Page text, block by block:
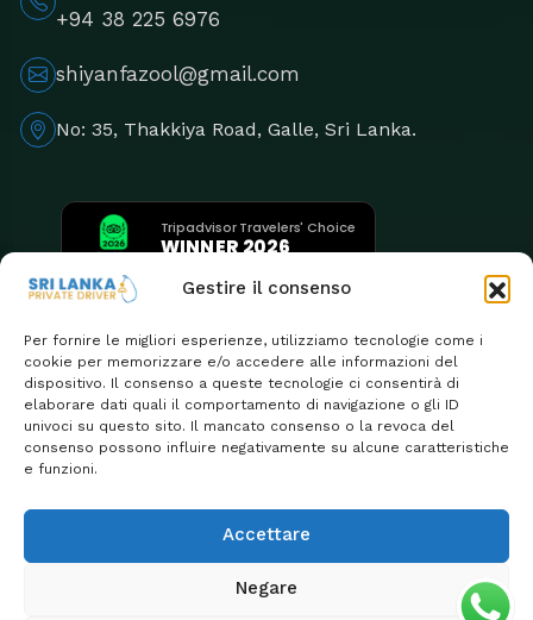
Gestire il consenso
Per fornire le migliori esperienze, utilizziamo tecnologie come i
cookie per memorizzare e/o accedere alle informazioni del
dispositivo. Il consenso a queste tecnologie ci consentirà di
elaborare dati quali il comportamento di navigazione o gli ID
univoci su questo sito. Il mancato consenso o la revoca del
consenso possono influire negativamente su alcune caratteristiche
e funzioni.
Accettare
Negare
+94 38 225 6976
shiyanfazool@gmail.com
No: 35, Thakkiya Road, Galle, Sri Lanka.
Tripadvisor Travelers' Choice
WINNER 2026